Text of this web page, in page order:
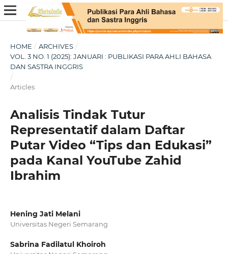
HOME / ARCHIVES /
VOL. 3 NO. 1 (2025): JANUARI : PUBLIKASI PARA AHLI BAHASA
DAN SASTRA INGGRIS
/
Articles
Analisis Tindak Tutur
Representatif dalam Daftar
Putar Video “Tips dan Edukasi”
pada Kanal YouTube Zahid
Ibrahim
Hening Jati Melani
Universitas Negeri Semarang
Sabrina Fadilatul Khoiroh